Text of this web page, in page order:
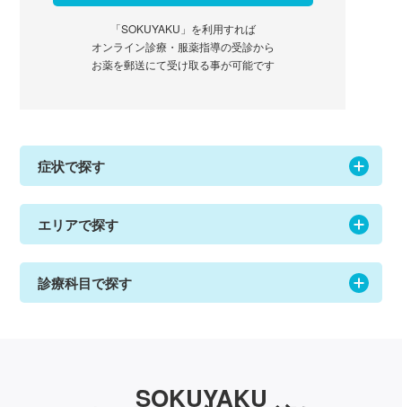
「SOKUYAKU」を利用すれば
オンライン診療・服薬指導の受診から
お薬を郵送にて受け取る事が可能です
症状で探す
エリアで探す
診療科目で探す
SOKUYAKU